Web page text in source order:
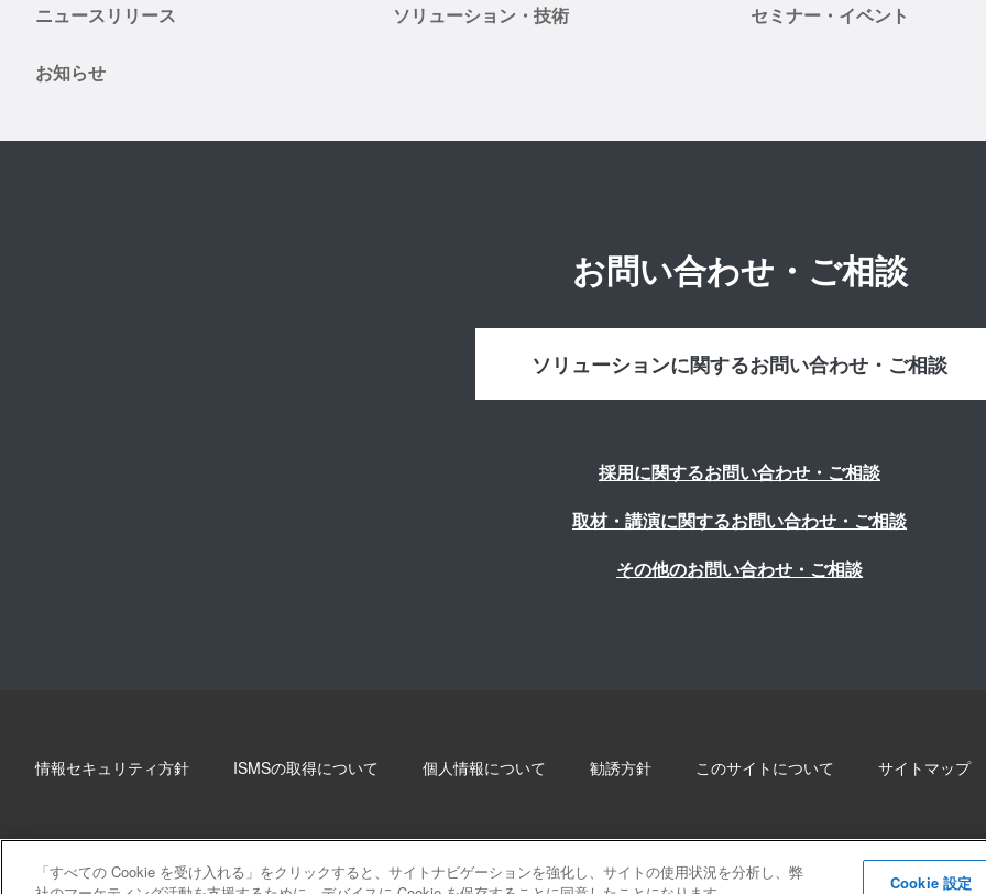
ニュースリリース ソリューション・技術 セミナー・イベント
お知らせ
お問い合わせ・ご相談
ソリューションに関するお問い合わせ・ご相談
採用に関するお問い合わせ・ご相談
取材・講演に関するお問い合わせ・ご相談
その他のお問い合わせ・ご相談
情報セキュリティ方針 ISMSの取得について 個人情報について 勧誘方針 このサイトについて サイトマップ
「すべての Cookie を受け入れる」をクリックすると、サイトナビゲーションを強化し、サイトの使用状況を分析し、弊
Cookie 設定